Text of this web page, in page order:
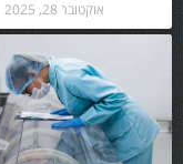
אוקטובר 28, 2025